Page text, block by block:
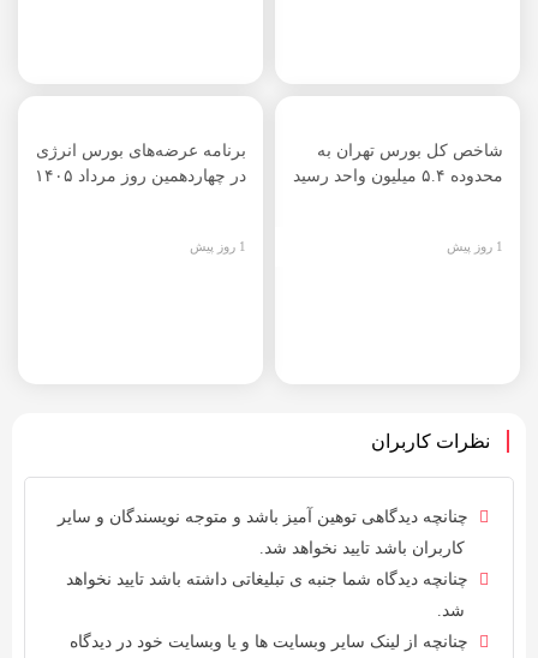
شاخص کل بورس تهران به
محدوده ۵.۴ میلیون واحد رسید
1 روز پیش
برنامه عرضه‌های بورس انرژی
در چهاردهمین روز مرداد ۱۴۰۵
1 روز پیش
نظرات کاربران
چنانچه دیدگاهی توهین آمیز باشد و متوجه نویسندگان و سایر
کاربران باشد تایید نخواهد شد.
چنانچه دیدگاه شما جنبه ی تبلیغاتی داشته باشد تایید نخواهد
شد.
چنانچه از لینک سایر وبسایت ها و یا وبسایت خود در دیدگاه